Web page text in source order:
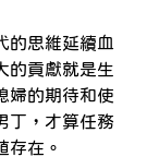
的思維延續血
的貢獻就是生
婦的期待和使
丁，才算任務
存在。